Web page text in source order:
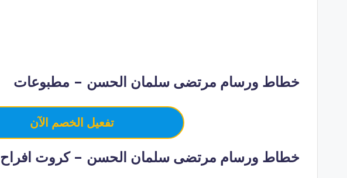
خطاط ورسام مرتضى سلمان الحسن – مطبوعات
تفعيل الخصم الآن
خطاط ورسام مرتضى سلمان الحسن – كروت افراح